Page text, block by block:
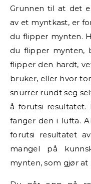
Grunnen til at det
av et myntkast, er
du flipper mynten.
du flipper mynten,
flipper den hardt,
bruker, eller hvor
snurrer rundt seg
å forutsi
fanger den i lufta.
forutsi resultatet
mangel på
mynten, som gjør